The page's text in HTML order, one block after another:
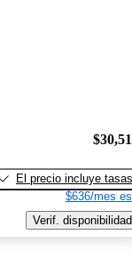
El precio incluye tasas
$636/mes
Verif. disponibilidad